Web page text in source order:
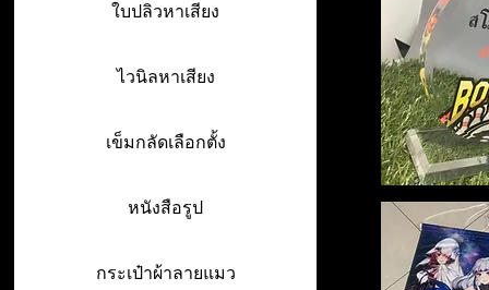
ใบปลิวหาเสียง
ไวนิลหาเสียง
เข็มกลัดเลือกตั้ง
หนังสือรูป
กระเป๋าผ้าลายแมว